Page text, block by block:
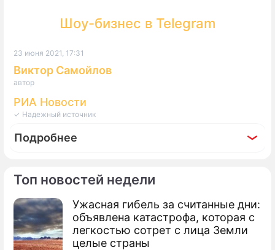
Топ новостей недели
Ужасная гибель за считанные дни:
объявлена катастрофа, которая с
легкостью сотрет с лица Земли
целые страны
Шоу-бизнес в Telegram
23 июня 2021, 17:31
Виктор Самойлов
автор
РИА Новости
✓ Надежный источник
Подробнее